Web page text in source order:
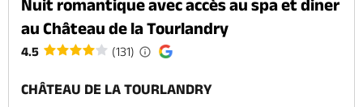
Nuit romantique avec accès au spa et diner
au Château de la Tourlandry
4.5 (131)
CHÂTEAU DE LA TOURLANDRY